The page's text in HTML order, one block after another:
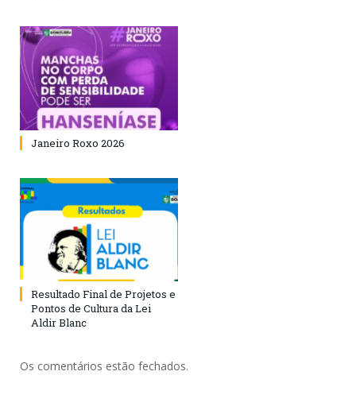
Janeiro Roxo 2026
Resultado Final de Projetos e
Pontos de Cultura da Lei
Aldir Blanc
Os comentários estão fechados.